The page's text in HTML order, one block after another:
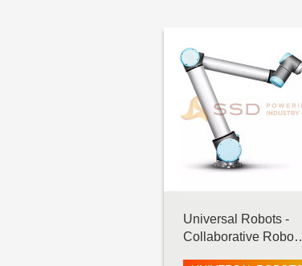
MITSUBISHI
AUTONICS
WEIDMULLER
ORIENTAL MOTOR
CKD
Universal Robots -
Collaborative Robot